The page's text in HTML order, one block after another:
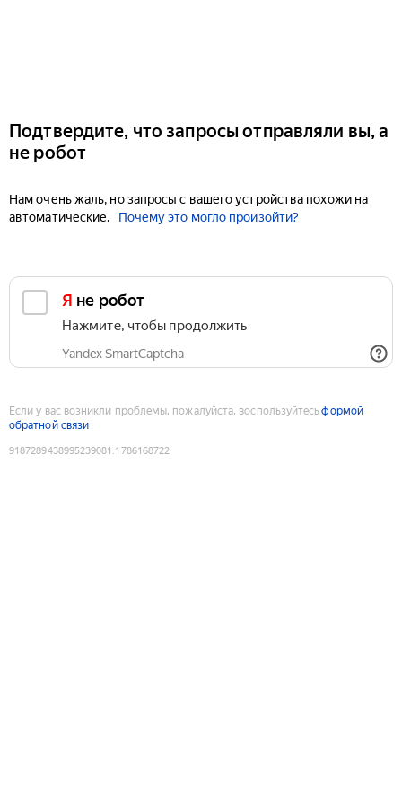
Подтвердите, что запросы отправляли вы, а
не робот
Нам очень жаль, но запросы с вашего устройства похожи на
автоматические.
Почему это могло произойти?
Я не робот
Нажмите, чтобы продолжить
Yandex SmartCaptcha
Если у вас возникли проблемы, пожалуйста, воспользуйтесьформой
обратной связи
9187289438995239081 :1786168722